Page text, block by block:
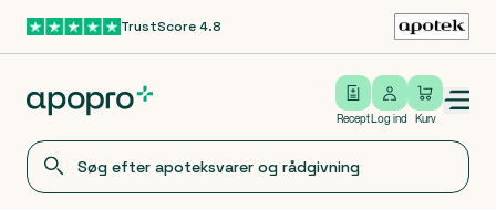
Gå til hovedindholdTrustScore 4.8
Recept
Log ind
Log ind Kurv
Open/close menu